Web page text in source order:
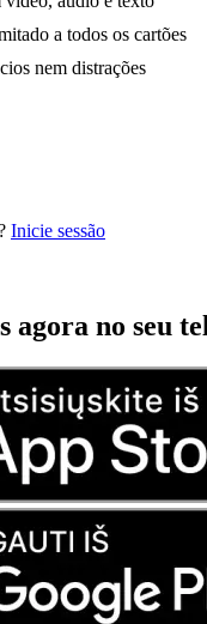
a todos os cartões
nem distrações
Inicie sessão
agora no seu